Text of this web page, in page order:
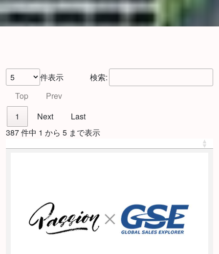
件表示
検索:
Top
Prev
1
Next
Last
387 件中 1 から 5 まで表示